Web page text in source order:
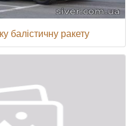
балістичну ракету